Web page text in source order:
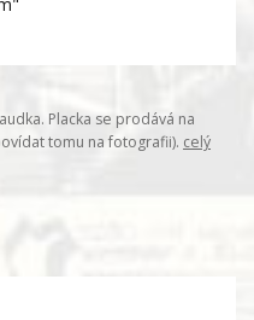
Placka se prodává na
tomu na fotografii). celý